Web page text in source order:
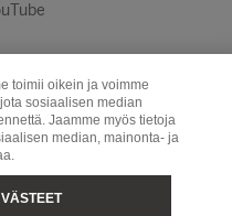
Wood
Board
Spring
toimii oikein ja voimme
sosiaalisen median
Jaamme myös tietoja
median, mainonta- ja